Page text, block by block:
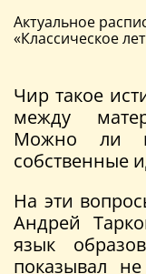
Актуальное
«Классическое
Чир такое
между
Можно ли
собственные
На эти
Андрей
язык
показывал